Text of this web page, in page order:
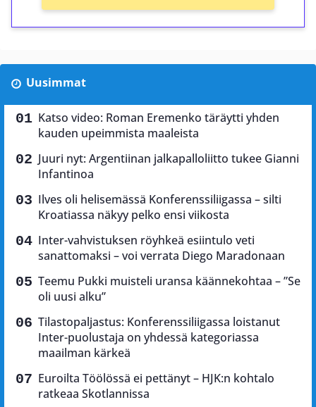
Uusimmat
Katso video: Roman Eremenko täräytti yhden
kauden upeimmista maaleista
Juuri nyt: Argentiinan jalkapalloliitto tukee Gianni
Infantinoa
Ilves oli helisemässä Konferenssiliigassa – silti
Kroatiassa näkyy pelko ensi viikosta
Inter-vahvistuksen röyhkeä esiintulo veti
sanattomaksi – voi verrata Diego Maradonaan
Teemu Pukki muisteli uransa käännekohtaa – ”Se
oli uusi alku”
Tilastopaljastus: Konferenssiliigassa loistanut
Inter-puolustaja on yhdessä kategoriassa
maailman kärkeä
Euroilta Töölössä ei pettänyt – HJK:n kohtalo
ratkeaa Skotlannissa